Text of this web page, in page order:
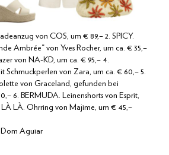
von COS, um € 89,– 2. SPICY.
Ambrée“ von Yves Rocher, um ca. € 35,–
von NA-KD, um ca. € 95,– 4.
Schmuckperlen von Zara, um ca. € 60,– 5.
von Graceland, gefunden bei
6. BERMUDA. Leinenshorts von Esprit,
LÀ. Ohrring von Majime, um € 45,–
Aguiar